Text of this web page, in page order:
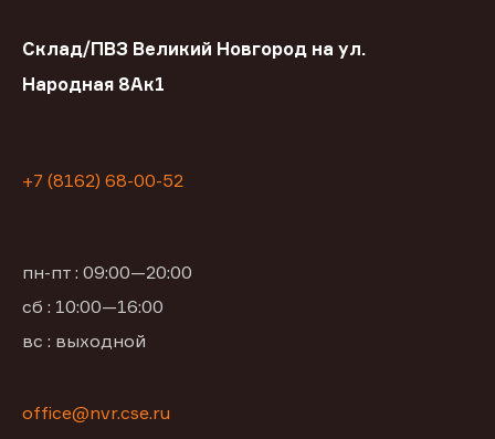
Склад/ПВЗ Великий Новгород на ул.
Народная 8Ак1
+7 (8162) 68-00-52
пн-пт : 09:00—20:00
сб : 10:00—16:00
вс : выходной
office@nvr.cse.ru